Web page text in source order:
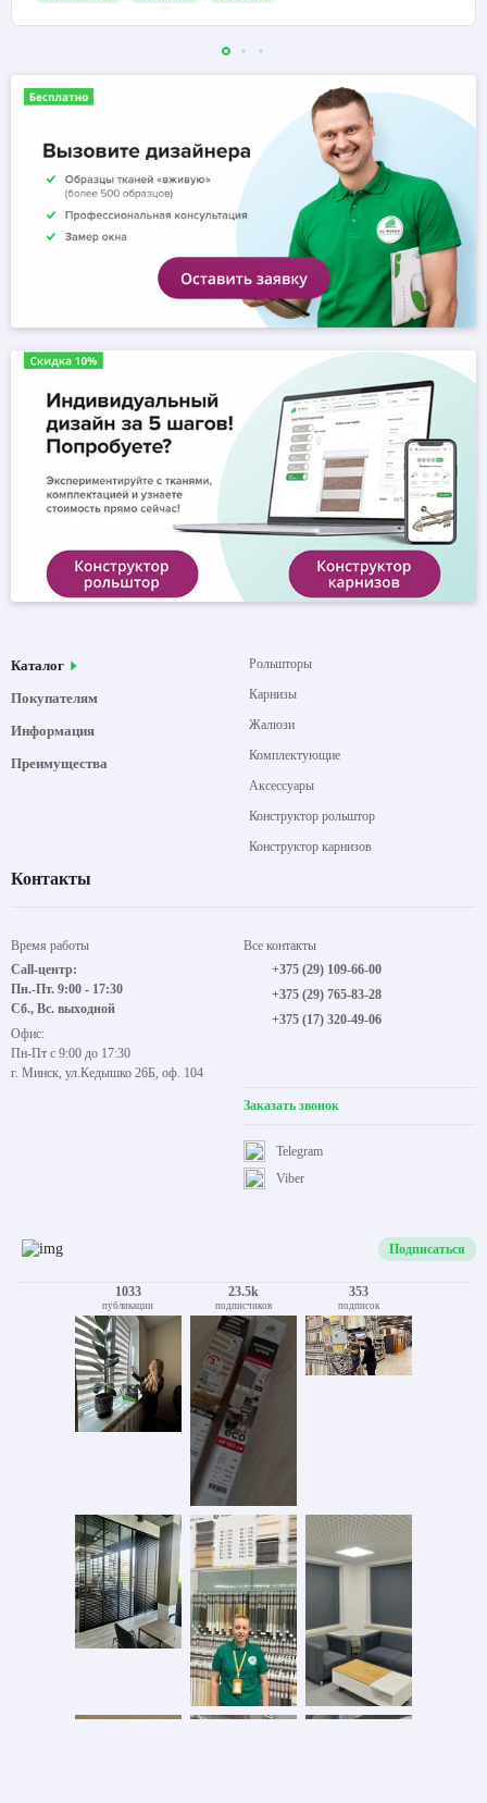
Каталог
Покупателям
Информация
Преимущества
Рольшторы
Карнизы
Жалюзи
Комплектующие
Аксессуары
Конструктор рольштор
Конструктор карнизов
Контакты
Время работы
Call-центр:
Пн.-Пт. 9:00 - 17:30
Сб., Вс. выходной
Офис:
Пн-Пт с 9:00 до 17:30
г. Минск, ул.Кедышко 26Б, оф. 104
Все контакты
+375 (29) 109-66-00
+375 (29) 765-83-28
+375 (17) 320-49-06
Заказать звонок
Viber
Telegram
Подписаться
1033
публикации
23.5k
подписчиков
353
подписок